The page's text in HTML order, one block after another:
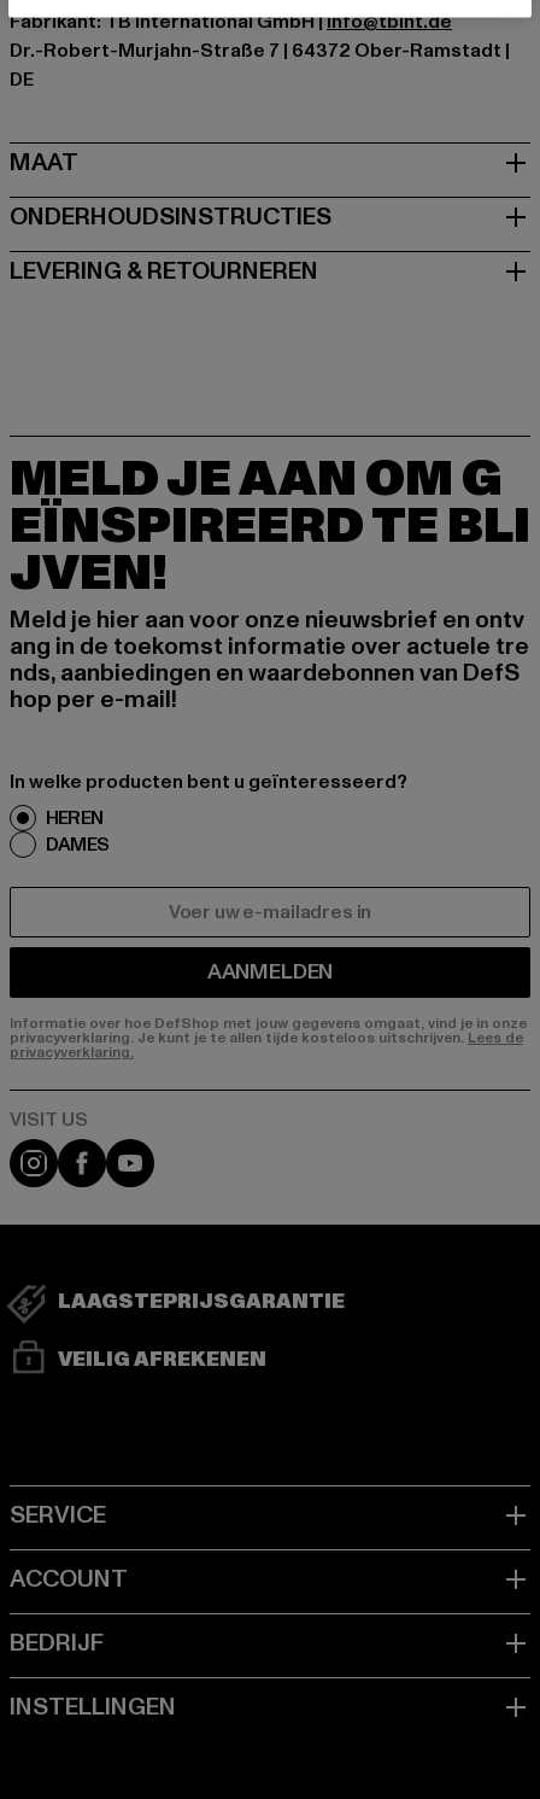
Fabrikant: TB International GmbH |info@tbint.de
Dr.-Robert-Murjahn-Straße 7 | 64372 Ober-Ramstadt |
DE
MAAT
ONDERHOUDSINSTRUCTIES
LEVERING & RETOURNEREN
MELD JE AAN OM G
EÏNSPIREERD TE BLI
JVEN!
Meld je hier aan voor onze nieuwsbrief en ontv
ang in de toekomst informatie over actuele tre
nds, aanbiedingen en waardebonnen van DefS
hop per e-mail!
In welke producten bent u geïnteresseerd?
HEREN
DAMES
AANMELDEN
Informatie over hoe DefShop met jouw gegevens omgaat, vind je in onze
privacyverklaring. Je kunt je te allen tijde kosteloos uitschrijven. Lees de
privacyverklaring.
Visit our Instagram page:
Visit our Facebook page:
Visit our YouTube channel:
LAAGSTEPRIJSGARANTIE
VEILIG AFREKENEN